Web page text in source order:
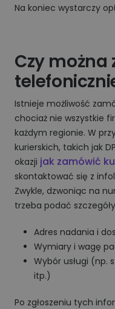
Na koniec wystarczy
Czy można
Istnieje możliwość
chociaż nie wszystkie
każdym regionie. W
kurierskich, takich jak
okazji jak zamówić
skontaktować się z
Zwykle, dzwoniąc na
trzeba podać
Adres nadania i
Wymiary i wagę
Wybór usługi (np.
itp.)
Po zgłoszeniu tych